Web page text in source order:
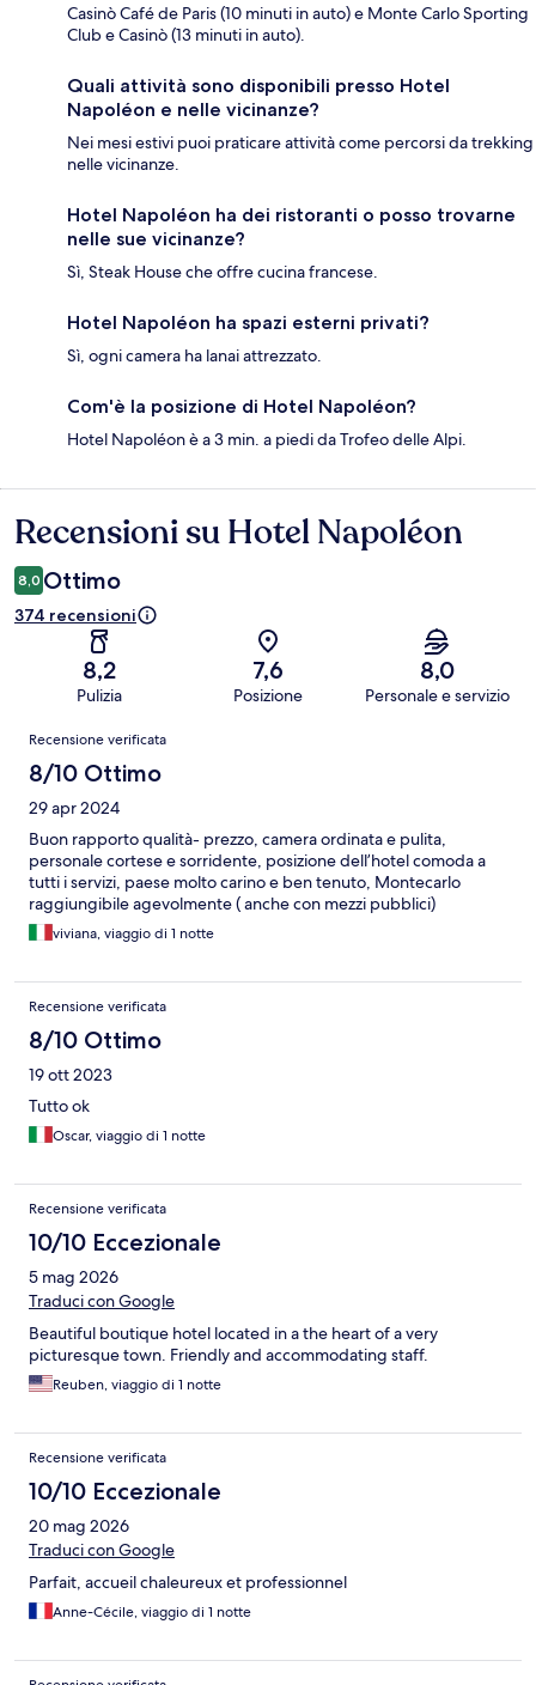
Casinò Café de Paris (10 minuti in auto) e Monte Carlo Sporting
Club e Casinò (13 minuti in auto).
Quali attività sono disponibili presso Hotel
Napoléon e nelle vicinanze?
Nei mesi estivi puoi praticare attività come percorsi da trekking
nelle vicinanze.
Hotel Napoléon ha dei ristoranti o posso trovarne
nelle sue vicinanze?
Sì, Steak House che offre cucina francese.
Hotel Napoléon ha spazi esterni privati?
Sì, ogni camera ha lanai attrezzato.
Com'è la posizione di Hotel Napoléon?
Hotel Napoléon è a 3 min. a piedi da Trofeo delle Alpi.
Recensioni
Recensioni su Hotel Napoléon
8,0 Ottimo
374 recensioni
8,2
Pulizia
7,6
Posizione
8,0
Personale e servizio
Recensioni
Recensione verificata
8/10 Ottimo
29 apr 2024
Buon rapporto qualità- prezzo, camera ordinata e pulita,
personale cortese e sorridente, posizione dell’hotel comoda a
tutti i servizi, paese molto carino e ben tenuto, Montecarlo
raggiungibile agevolmente ( anche con mezzi pubblici)
viviana, viaggio di 1 notte
Recensione verificata
8/10 Ottimo
19 ott 2023
Tutto ok
Oscar, viaggio di 1 notte
Recensione verificata
10/10 Eccezionale
5 mag 2026
Traduci con Google
Beautiful boutique hotel located in a the heart of a very
picturesque town. Friendly and accommodating staff.
Reuben, viaggio di 1 notte
Recensione verificata
10/10 Eccezionale
20 mag 2026
Traduci con Google
Parfait, accueil chaleureux et professionnel
Anne-Cécile, viaggio di 1 notte